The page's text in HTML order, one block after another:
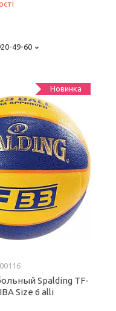
49-60
Новинка
Spalding TF-
Size 6 alli